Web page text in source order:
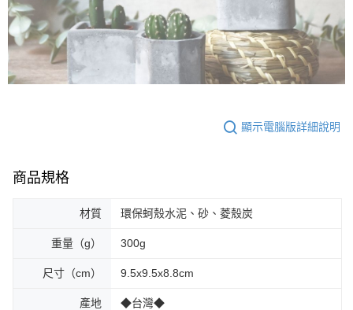
顯示電腦版詳細說明
商品規格
材質 環保蚵殼水泥、砂、菱殼炭
重量（g） 300g
尺寸（cm） 9.5x9.5x8.8cm
產地 ◆台灣◆